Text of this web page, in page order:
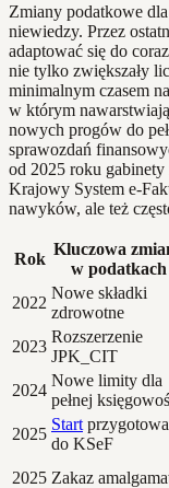
Zmiany podatkowe
niewiedzy. Przez
adaptować się do
nie tylko zwiększały
minimalnym czasem
w którym
nowych progów do
sprawozdań
od 2025 roku
Krajowy System e-
nawyków, ale też
Rok
Kluczowa
w podatkach
2022
Nowe składki
zdrowotne
2023
Rozszerzenie
JPK_CIT
2024
Nowe limity dla
pełnej
2025
Start
do KSeF
2025 Zakaz